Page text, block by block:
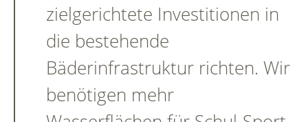
zielgerichtete Investitionen in
die bestehende
Bäderinfrastruktur richten. Wir
benötigen mehr